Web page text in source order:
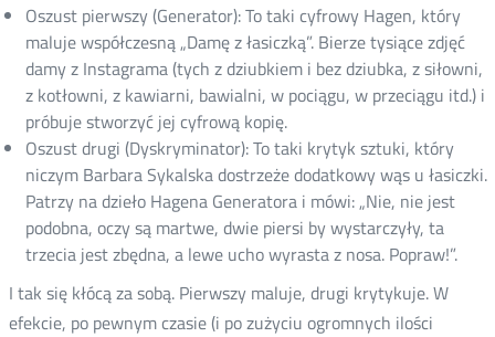
Oszust pierwszy (Generator): To taki cyfrowy Hagen, który
maluje współczesną „Damę z łasiczką”. Bierze tysiące zdjęć
damy z Instagrama (tych z dziubkiem i bez dziubka, z siłowni,
z kotłowni, z kawiarni, bawialni, w pociągu, w przeciągu itd.) i
próbuje stworzyć jej cyfrową kopię.
Oszust drugi (Dyskryminator): To taki krytyk sztuki, który
niczym Barbara Sykalska dostrzeże dodatkowy wąs u łasiczki.
Patrzy na dzieło Hagena Generatora i mówi: „Nie, nie jest
podobna, oczy są martwe, dwie piersi by wystarczyły, ta
trzecia jest zbędna, a lewe ucho wyrasta z nosa. Popraw!”.
I tak się kłócą za sobą. Pierwszy maluje, drugi krytykuje. W
efekcie, po pewnym czasie (i po zużyciu ogromnych ilości